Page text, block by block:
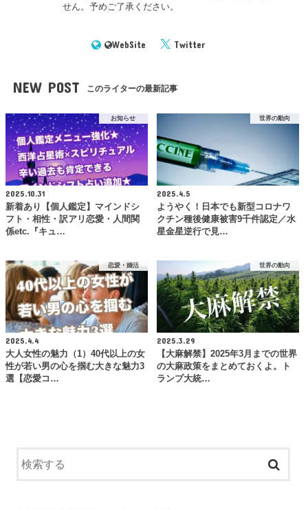
せん。予めご了承ください。
WebSite Twitter
NEW POST このライターの最新記事
お知らせ
2025.10.31
新着あり【個人鑑定】マインドシ
フト・相性・訳アリ恋愛・人間関
係etc.『キュ…
世界の動向
2025.4.5
ようやく！日本でも新型コロナワ
クチン種後健康被害9千件認定／水
星金星逆行で見…
恋愛・婚活
2025.4.4
大人女性の魅力（1）40代以上の女
性が若い男の心を掴む大きな魅力3
選【恋愛コ…
世界の動向
2025.3.29
【大麻解禁】2025年3月までの世界
の大麻政策をまとめておくよ。ト
ランプ大統…